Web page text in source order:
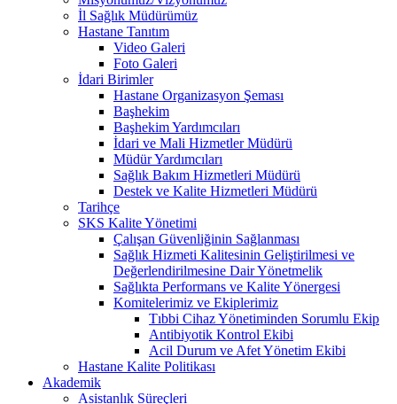
İl Sağlık Müdürümüz
Hastane Tanıtım
Video Galeri
Foto Galeri
İdari Birimler
Hastane Organizasyon Şeması
Başhekim
Başhekim Yardımcıları
İdari ve Mali Hizmetler Müdürü
Müdür Yardımcıları
Sağlık Bakım Hizmetleri Müdürü
Destek ve Kalite Hizmetleri Müdürü
Tarihçe
SKS Kalite Yönetimi
Çalışan Güvenliğinin Sağlanması
Sağlık Hizmeti Kalitesinin Geliştirilmesi ve
Değerlendirilmesine Dair Yönetmelik
Sağlıkta Performans ve Kalite Yönergesi
Komitelerimiz ve Ekiplerimiz
Tıbbi Cihaz Yönetiminden Sorumlu Ekip
Antibiyotik Kontrol Ekibi
Acil Durum ve Afet Yönetim Ekibi
Hastane Kalite Politikası
Akademik
Asistanlık Süreçleri